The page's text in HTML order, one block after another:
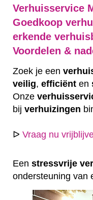
Verhuisservice
Goedkoop
erkende
Voordelen &
Zoek je een
veilig, efficiënt en
Onze
bij verhuizingen
ᐅ Vraag nu
Een stressvrije
ondersteuning van